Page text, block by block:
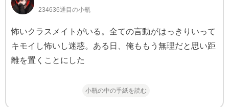
234636通目の小瓶
怖いクラスメイトがいる。全ての言動がはっきりいって
キモイし怖いし迷惑。ある日、俺ももう無理だと思い距
離を置くことにした
小瓶の中の手紙を読む